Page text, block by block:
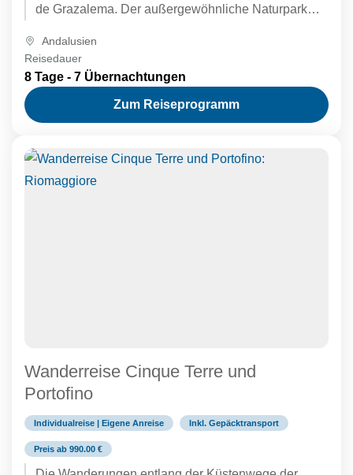
de Grazalema. Der außergewöhnliche Naturpark
ausgedehnten Korkeichen-...
Andalusien
Reisedauer
8 Tage - 7 Übernachtungen
Zum Reiseprogramm
Wanderreise Cinque Terre und
Portofino
Individualreise | Eigene Anreise Inkl. Gepäcktransport
Preis ab 990.00 €